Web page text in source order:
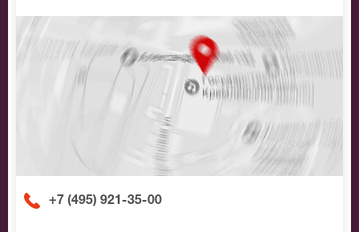
+7 (495) 921-35-00